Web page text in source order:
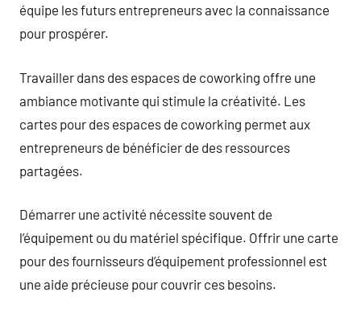
équipe les futurs entrepreneurs avec la connaissance
pour prospérer.
Travailler dans des espaces de coworking offre une
ambiance motivante qui stimule la créativité. Les
cartes pour des espaces de coworking permet aux
entrepreneurs de bénéficier de des ressources
partagées.
Démarrer une activité nécessite souvent de
l’équipement ou du matériel spécifique. Offrir une carte
pour des fournisseurs d’équipement professionnel est
une aide précieuse pour couvrir ces besoins.